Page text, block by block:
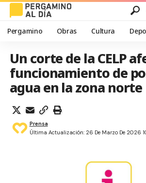
Pergamino Obras Cultura
Un corte de la CELP
funcionamiento de
agua en la zona norte
Última Actualización: 26 De Marzo De 2026
Prensa